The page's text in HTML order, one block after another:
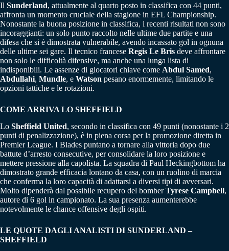
Il Sunderland, attualmente al quarto posto in classifica con 44 punti,
affronta un momento cruciale della stagione in EFL Championship.
Nonostante la buona posizione in classifica, i recenti risultati non sono
incoraggianti: un solo punto raccolto nelle ultime due partite e una
difesa che si è dimostrata vulnerabile, avendo incassato gol in ognuna
delle ultime sei gare. Il tecnico francese Regis Le Bris deve affrontare
non solo le difficoltà difensive, ma anche una lunga lista di
indisponibili. Le assenze di giocatori chiave come Abdul Samed,
Abdullahi, Mundle, e Watson pesano enormemente, limitando le
opzioni tattiche e le rotazioni.
COME ARRIVA LO SHEFFIELD
Lo Sheffield United, secondo in classifica con 49 punti (nonostante i 2
punti di penalizzazione), è in piena corsa per la promozione diretta in
Premier League. I Blades puntano a tornare alla vittoria dopo due
battute d’arresto consecutive, per consolidare la loro posizione e
mettere pressione alla capolista. La squadra di Paul Heckingbottom ha
dimostrato grande efficacia lontano da casa, con un ruolino di marcia
che conferma la loro capacità di adattarsi a diversi tipi di avversari.
Molto dipenderà dal possibile recupero del bomberTyrese Campbell,
autore di 6 gol in campionato. La sua presenza aumenterebbe
notevolmente le chance offensive degli ospiti.
LE QUOTE DAGLI ANALISTI DI SUNDERLAND –
SHEFFIELD